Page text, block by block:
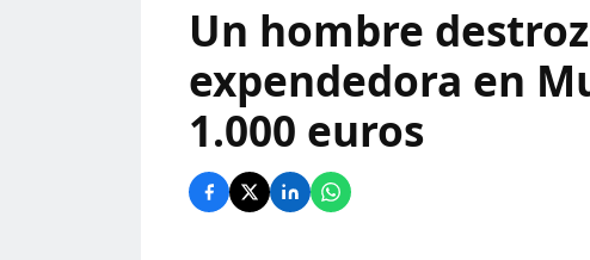
Un hombre
expendedora en
1.000 euros